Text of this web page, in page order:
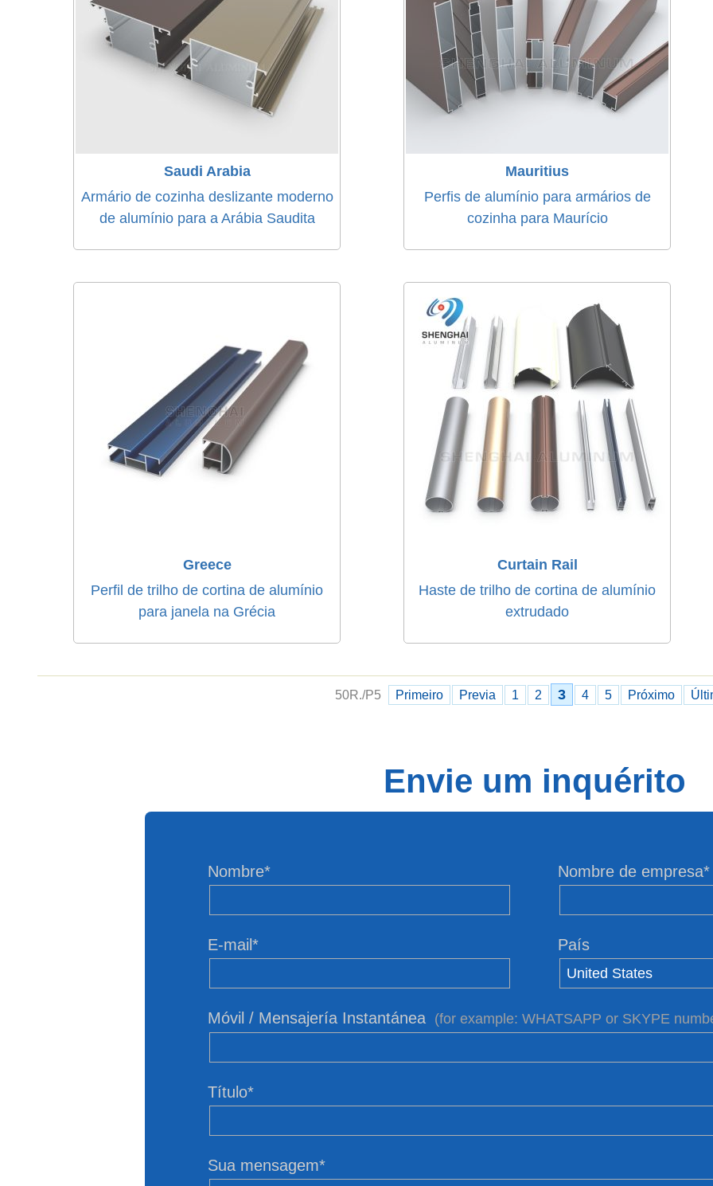
Saudi Arabia
Armário de cozinha deslizante moderno
de alumínio para a Arábia Saudita
Mauritius
Perfis de alumínio para armários de
cozinha para Maurício
Greece
Perfil de trilho de cortina de alumínio
para janela na Grécia
Curtain Rail
Haste de trilho de cortina de alumínio
extrudado
50R./P5 Primeiro Previa 1 2 3 4 5 Próximo
Envie um inquérito
Nombre* Nombre de empresa*
E-mail* País
Móvil / Mensajería Instantánea (for example: WHATSAPP or SKYPE
Título*
Sua mensagem*